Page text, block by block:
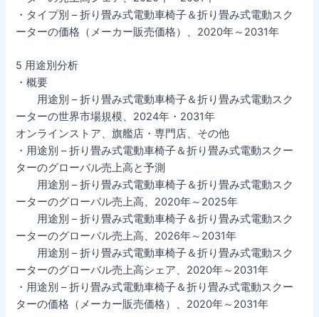
・タイプ別 – 折り畳み式電動車椅子＆折り畳み式電動スク
ーターの価格（メーカー販売価格）、2020年～2031年
5 用途別分析
・概要
用途別 – 折り畳み式電動車椅子＆折り畳み式電動スク
ーターの世界市場規模、2024年・2031年
オンラインストア、旗艦店・専門店、その他
・用途別 – 折り畳み式電動車椅子＆折り畳み式電動スクー
ターのグローバル売上高と予測
用途別 – 折り畳み式電動車椅子＆折り畳み式電動スク
ーターのグローバル売上高、2020年～2025年
用途別 – 折り畳み式電動車椅子＆折り畳み式電動スク
ーターのグローバル売上高、2026年～2031年
用途別 – 折り畳み式電動車椅子＆折り畳み式電動スク
ーターのグローバル売上高シェア、2020年～2031年
・用途別 – 折り畳み式電動車椅子＆折り畳み式電動スクー
ターの価格（メーカー販売価格）、2020年～2031年